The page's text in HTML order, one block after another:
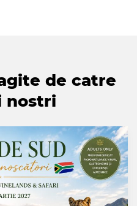
de catre
nostri